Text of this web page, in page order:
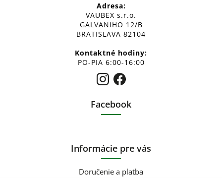
Adresa:
VAUBEX s.r.o.
GALVANIHO 12/B
BRATISLAVA 82104
Kontaktné hodiny:
PO-PIA 6:00-16:00
Facebook
Informácie pre vás
Doručenie a platba